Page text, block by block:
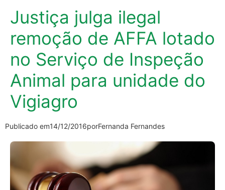
Justiça julga ilegal
remoção de AFFA lotado
no Serviço de Inspeção
Animal para unidade do
Vigiagro
Publicado em14/12/2016porFernanda Fernandes